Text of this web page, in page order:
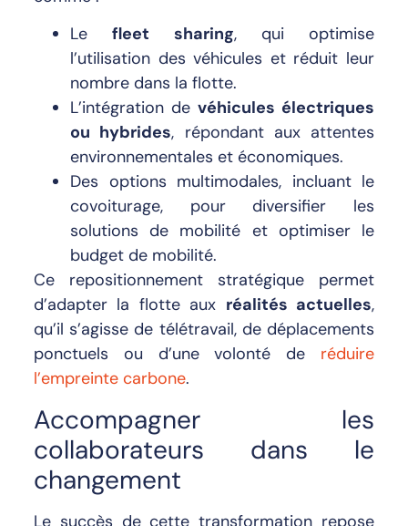
Lefleet sharing, qui optimise
l’utilisation des véhicules et réduit leur
nombre dans la flotte.
L’intégration de véhicules électriques
ou hybrides, répondant aux attentes
environnementales et économiques.
Des options multimodales, incluant le
covoiturage, pour diversifier les
solutions de mobilité et optimiser le
budget de mobilité.
Ce repositionnement stratégique permet
d’adapter la flotte aux réalités actuelles,
qu’il s’agisse de télétravail, de déplacements
ponctuels ou d’une volonté de réduire
l’empreinte carbone.
Accompagner les
collaborateurs dans le
changement
Le succès de cette transformation repose